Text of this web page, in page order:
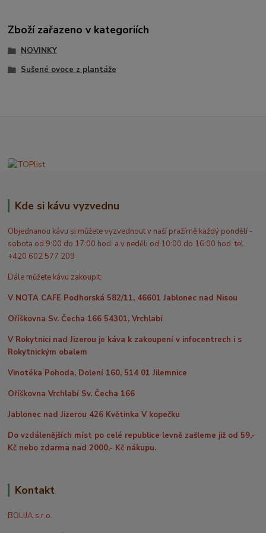
Zboží zařazeno v kategoriích
NOVINKY
Sušené ovoce z plantáže
Kde si kávu vyzvednu
Objednanou kávu si můžete vyzvednout v naší pražírně každý pondělí -
sobota od 9:00 do 17:00 hod. a v neděli od 10:00 do 16:00 hod. tel.
+420 602 577 209
Dále můžete kávu zakoupit:
V NOTA CAFE Podhorská 582/11, 46601 Jablonec nad Nisou
Oříškovna Sv. Čecha 166 54301, Vrchlabí
V Rokytnici nad Jizerou je káva k zakoupení v infocentrech i s
Rokytnickým obalem
Vinotéka Pohoda, Dolení 160, 514 01 Jilemnice
Oříškovna Vrchlabí Sv. Čecha 166
Jablonec nad Jizerou 426 Květinka V kopečku
Do vzdálenějších míst po celé republice levně zašleme již od 59,-
Kč nebo zdarma nad 2000,- Kč nákupu.
Kontakt
BOLIJA s.r.o.